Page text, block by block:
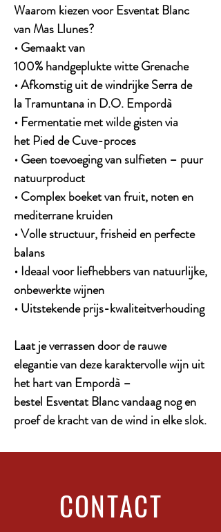
Waarom kiezen voor Esventat Blanc
van Mas Llunes?
• Gemaakt van
100% handgeplukte witte Grenache
• Afkomstig uit de windrijke Serra de
la Tramuntana in D.O. Empordà
• Fermentatie met wilde gisten via
het Pied de Cuve-proces
• Geen toevoeging van sulfieten – puur
natuurproduct
• Complex boeket van fruit, noten en
mediterrane kruiden
• Volle structuur, frisheid en perfecte
balans
• Ideaal voor liefhebbers van natuurlijke,
onbewerkte wijnen
• Uitstekende prijs-kwaliteitverhouding
Laat je verrassen door de rauwe
elegantie van deze karaktervolle wijn uit
het hart van Empordà –
bestel Esventat Blanc vandaag nog en
proef de kracht van de wind in elke slok.
CONTACT